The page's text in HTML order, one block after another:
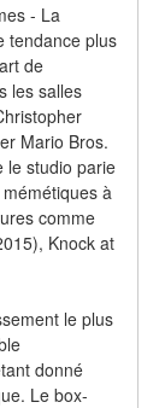
- La
tendance plus
de
les salles
Mario Bros.
le studio parie
à
comme
Knock at
le plus
donné
Le box-